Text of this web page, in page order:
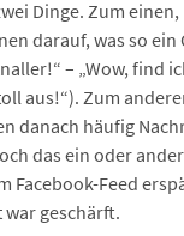
Dinge. Zum
darauf, was so ein
– „Wow, find
aus!“). Zum
danach häufig
das ein oder
Facebook-Feed
geschärft.